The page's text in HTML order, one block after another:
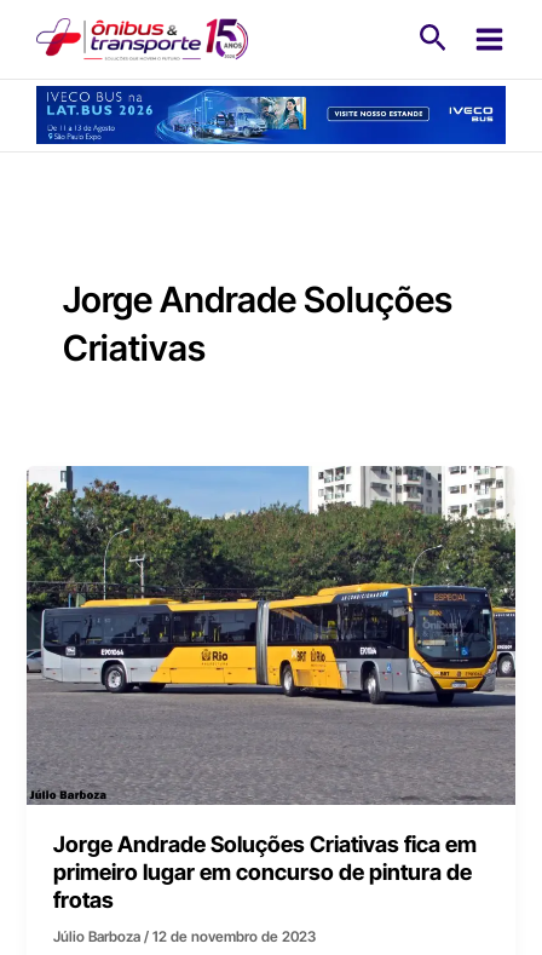
conteúdo
Jorge Andrade Soluções
Criativas
Jorge Andrade Soluções Criativas fica em
primeiro lugar em concurso de pintura de
frotas
Júlio Barboza/12 de novembro de 2023